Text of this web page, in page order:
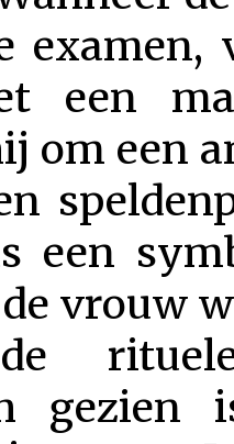
examen,
een
om een
een
vrouw
rituele
gezien